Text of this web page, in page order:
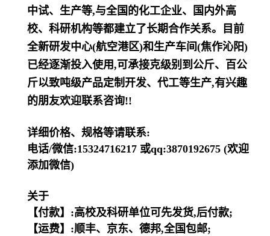
中试、生产等,与全国的化工企业、国内外高
校、科研机构等都建立了长期合作关系。目前
全新研发中心(航空港区)和生产车间(焦作沁阳)
已经逐渐投入使用,可承接克级别到公斤、百公
斤以致吨级产品定制开发、代工等生产,有兴趣
的朋友欢迎联系咨询!!
详细价格、规格等请联系:
电话/微信:15324716217 或qq:3870192675 (欢迎
添加微信)
关于
【付款】:高校及科研单位可先发货,后付款;
【运费】:顺丰、京东、德邦,全国包邮;